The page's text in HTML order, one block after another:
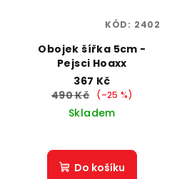
Obojek šířka 5cm -
Pejsci Hoaxx
367 Kč
490 Kč
(–25 %)
Skladem
Do košíku
KÓD: 2402